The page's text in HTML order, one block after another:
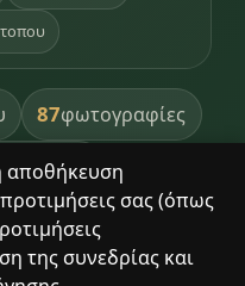
αποθήκευση
σας (όπως
της συνεδρίας και
87φωτογραφίες